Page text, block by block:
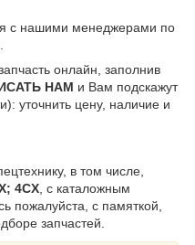
с нашими менеджерами по
онлайн, заполнив
НАМ и Вам подскажут
уточнить цену, наличие и
в том числе,
4CX с каталожным
пожалуйста, с памяткой,
запчастей.